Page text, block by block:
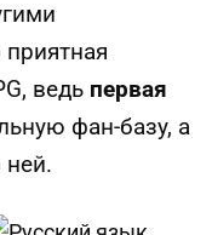
ведь первая
фан-базу, а
ней.